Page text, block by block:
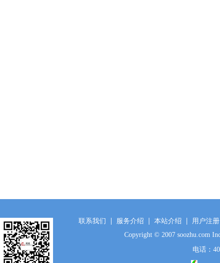
联系我们 服务介绍 本站介绍
用户注册
Copyright © 2007 soozhu.com
电话：